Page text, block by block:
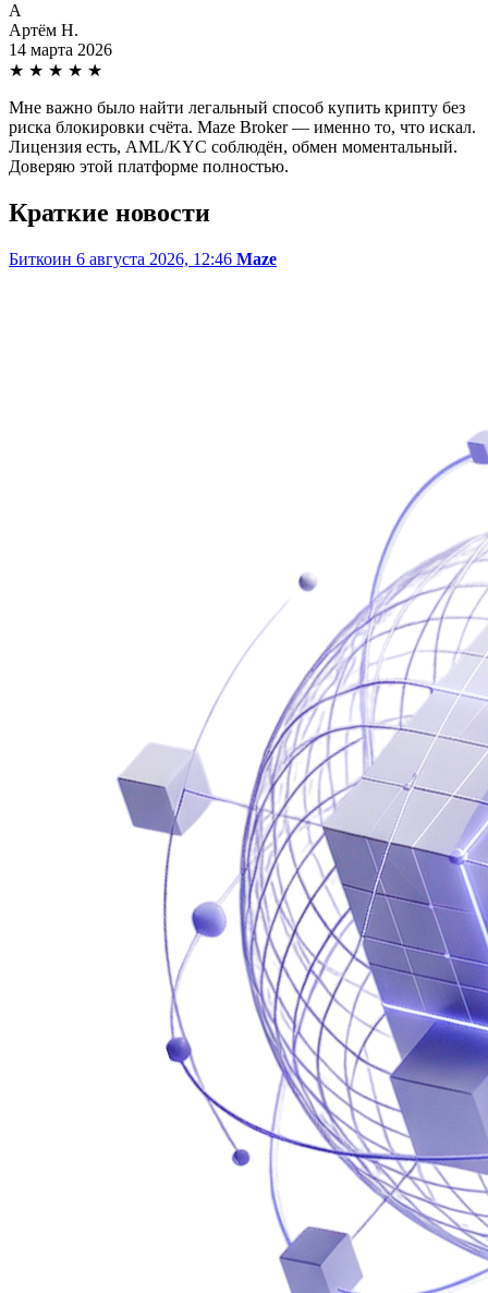
А
Артём Н.
14 марта 2026
★ ★ ★ ★ ★
Мне важно было найти легальный способ купить крипту без
риска блокировки счёта. Maze Broker — именно то, что искал.
Лицензия есть, AML/KYC соблюдён, обмен моментальный.
Доверяю этой платформе полностью.
Краткие новости
Биткоин 6 августа 2026, 12:46 Maze